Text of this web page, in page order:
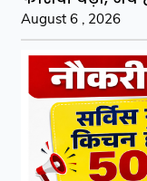
August 6 , 2026